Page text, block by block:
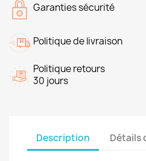
Garanties sécurité
Politique de livraison
Politique retours
30 jours
Description Détails